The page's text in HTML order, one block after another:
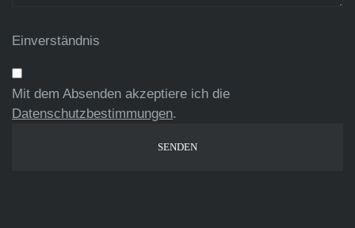
Einverständnis
Mit dem Absenden akzeptiere ich die
Datenschutzbestimmungen.